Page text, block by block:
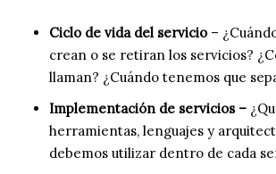
Ciclo de vida del servicio–
crean o se retiran los servicios?
llaman? ¿Cuándo tenemos que
Implementación de servicios –
herramientas, lenguajes y
debemos utilizar dentro de cada